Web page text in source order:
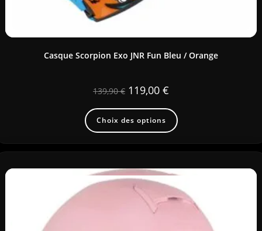
Casque Scorpion Exo JNR Fun Bleu / Orange
139,90€ 119,00 €
Choix des options